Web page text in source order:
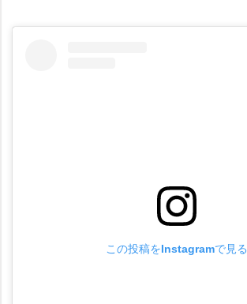
この投稿をInstagramで見る